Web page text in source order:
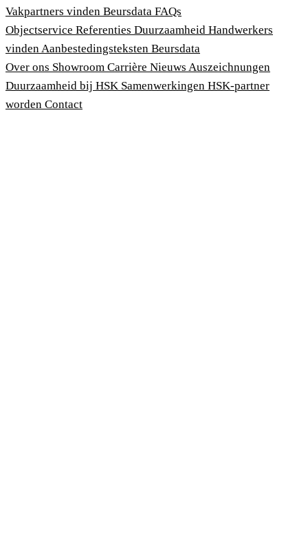
Vakpartners vinden Beursdata FAQs
Objectservice Referenties Duurzaamheid Handwerkers
vinden Aanbestedingsteksten Beursdata
Over ons Showroom Carrière Nieuws Auszeichnungen
Duurzaamheid bij HSK Samenwerkingen HSK-partner
worden Contact